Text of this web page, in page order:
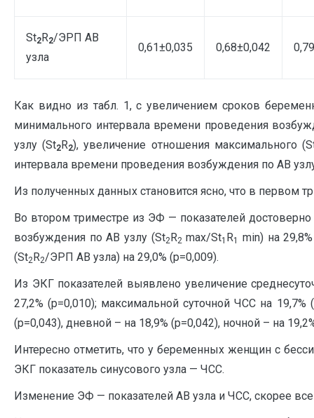
St2R2/ЭРП АВ
узла
0,61±0,035 0,68±0,042
Как видно из табл. 1, с увеличением сроков
минимального интервала времени проведения
узлу (St2R2), увеличение отношения максимального
интервала времени проведения возбуждения по АВ
Из полученных данных становится ясно, что в первом
Во втором триместре из ЭФ — показателей
возбуждения по АВ узлу (St2R2 max/St1 R1
min) на
(St2R2/ЭРП АВ узла) на 29,0% (p=0,009).
Из ЭКГ показателей выявлено увеличение
27,2% (p=0,010); максимальной суточной ЧСС на
(p=0,043), дневной – на 18,9% (p=0,042), ночной – на
Интересно отметить, что у беременных женщин с
ЭКГ показатель синусового узла — ЧСС.
Изменение ЭФ — показателей АВ узла и ЧСС, скорее